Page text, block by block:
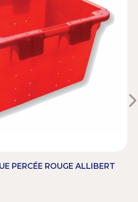
PERCÉE ROUGE ALLIBERT